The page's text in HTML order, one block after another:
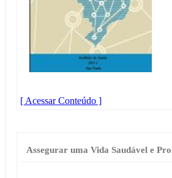
[ Acessar Conteúdo ]
Assegurar uma Vida Saudável e